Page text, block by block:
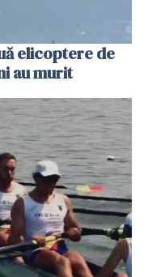
elicoptere de
au murit